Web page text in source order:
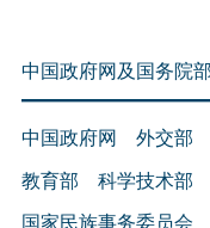
中国政府网及国务院
中国政府网 外交部
教育部 科学技术部
国家民族事务委员会